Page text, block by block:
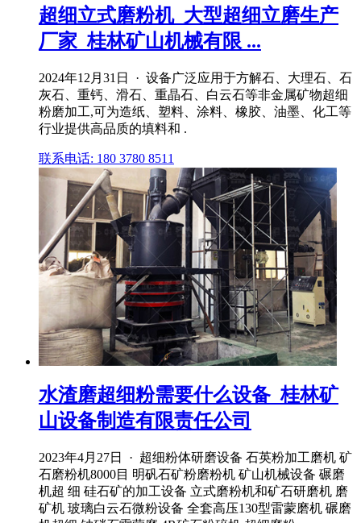
超细立式磨粉机_大型超细立磨生产
厂家_桂林矿山机械有限 ...
2024年12月31日 · 设备广泛应用于方解石、大理石、石
灰石、重钙、滑石、重晶石、白云石等非金属矿物超细
粉磨加工,可为造纸、塑料、涂料、橡胶、油墨、化工等
行业提供高品质的填料和 .
联系电话: 180 3780 8511
水渣磨超细粉需要什么设备_桂林矿
山设备制造有限责任公司
2023年4月27日 · 超细粉体研磨设备 石英粉加工磨机 矿
石磨粉机8000目 明矾石矿粉磨粉机 矿山机械设备 碾磨
机超 细 硅石矿的加工设备 立式磨粉机和矿石研磨机 磨
矿机 玻璃白云石微粉设备 全套高压130型雷蒙磨机 碾磨